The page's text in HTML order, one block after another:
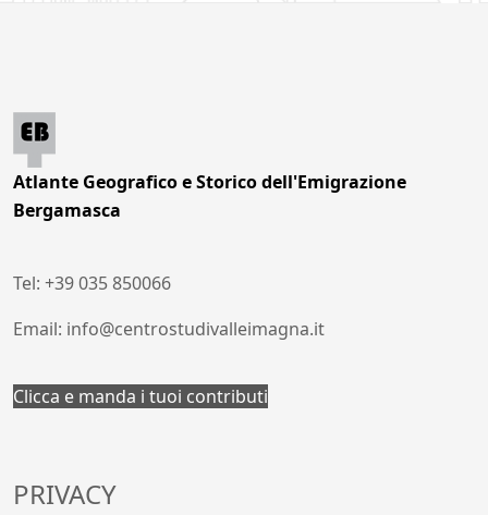
Atlante Geografico e Storico dell'Emigrazione
Bergamasca
Tel: +39 035 850066
Email: info@centrostudivalleimagna.it
Clicca e manda i tuoi contributi
PRIVACY